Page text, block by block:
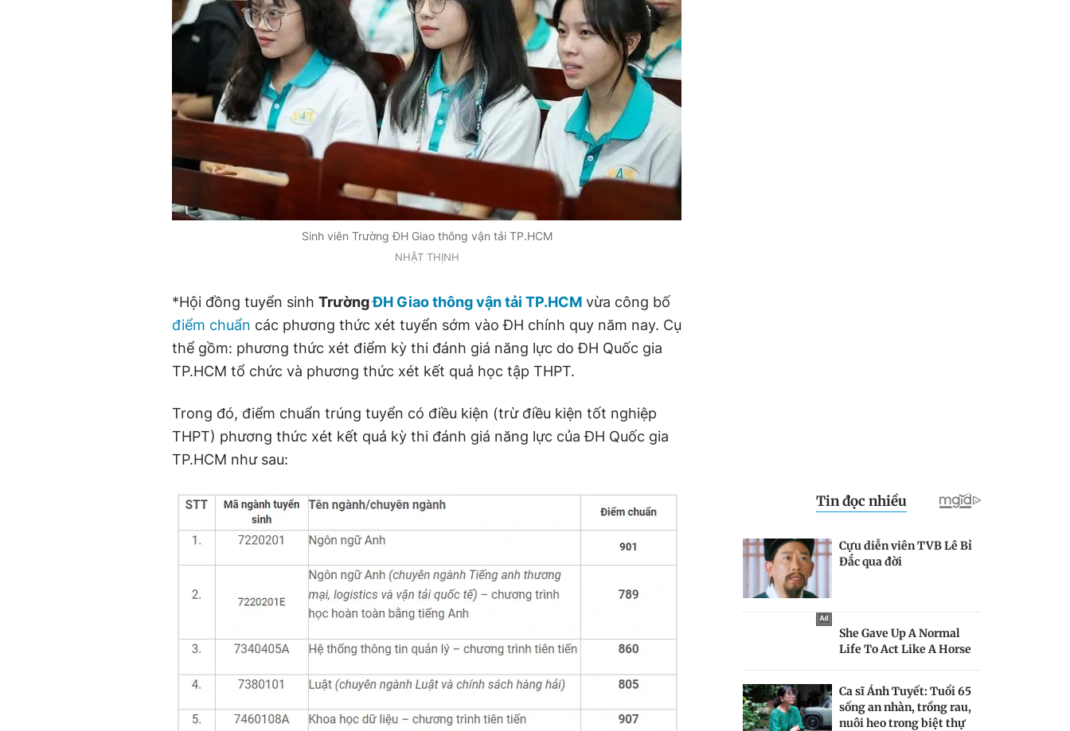
Sinh viên Trường ĐH Giao thông vận tải TP.HCM
NHẬT THỊNH
*Hội đồng tuyển sinh TrườngĐH Giao thông vận tải TP.HCM vừa công bố
điểm chuẩn các phương thức xét tuyển sớm vào ĐH chính quy năm nay. Cụ
thể gồm: phương thức xét điểm kỳ thi đánh giá năng lực do ĐH Quốc gia
TP.HCM tổ chức và phương thức xét kết quả học tập THPT.
Trong đó, điểm chuẩn trúng tuyển có điều kiện (trừ điều kiện tốt nghiệp
THPT) phương thức xét kết quả kỳ thi đánh giá năng lực của ĐH Quốc gia
TP.HCM như sau: